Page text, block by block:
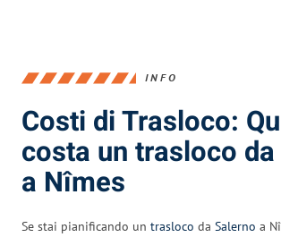
INFO
Costi di Trasloco:
costa un trasloco
a Nîmes
Se stai pianificando un trasloco da Salerno a